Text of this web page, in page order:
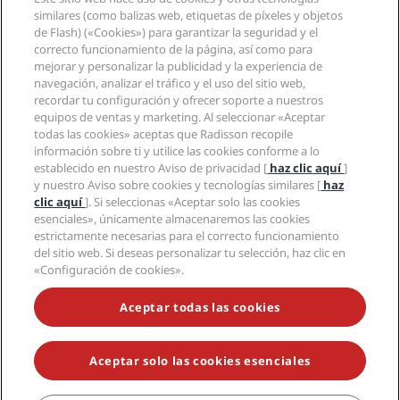
Nuevos hoteles y próximas aperturas
Aplicación de Radisson Hotels
Hoteles Sports Approved
Hoteles ideales para familias
Salud y seguridad
Radisson Hotel Group
Medios
Empleos en RHG
Empleos en PPHE
Empleos en EHL
The Club by RHG
Oportunidades de desarrollo
Responsabilidad social corporativa
Compras
Información legal
Centro de privacidad
Aviso legal
Términos y condiciones de Radisson Rewards
Acuerdo de uso del sitio
Accesibilidad digital
Declaración sobre la esclavitud moderna
Ayuda
Avisos al consumidor
Contacto
Preguntas frecuentes
Mapa del sitio
Redes sociales
Marcas de Radisson Hotels
NO TE PIERDAS NUESTRAS OFERTAS MÁS POPULARES
© 2026 Radisson Hotel Group.Todos los derechos reservados. RHG
Radisson Hotel Group, Radisson, Radisson RED, Radisson Blu, Radisson
Collection, Radisson Individuals, Park Plaza, Park Inn, Country Inn &
similares (como balizas web, etiquetas de píxeles y objetos
de Flash) («Cookies») para garantizar la seguridad y el
correcto funcionamiento de la página, así como para
mejorar y personalizar la publicidad y la experiencia de
navegación, analizar el tráfico y el uso del sitio web,
recordar tu configuración y ofrecer soporte a nuestros
equipos de ventas y marketing. Al seleccionar «Aceptar
todas las cookies» aceptas que Radisson recopile
información sobre ti y utilice las cookies conforme a lo
establecido en nuestro Aviso de privacidad [ haz clic aquí]
y nuestro Aviso sobre cookies y tecnologías similares [ haz
clic aquí]. Si seleccionas «Aceptar solo las cookies
esenciales», únicamente almacenaremos las cookies
estrictamente necesarias para el correcto funcionamiento
del sitio web. Si deseas personalizar tu selección, haz clic en
«Configuración de cookies».
Aceptar todas las cookies
Aceptar solo las cookies esenciales